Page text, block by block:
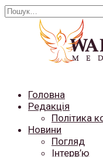
Перейти
Search
Головна
Редакція
Політика
Новини
Погляд
Інтерв’ю